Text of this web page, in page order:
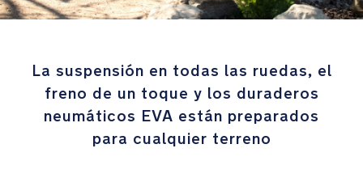
neumáticos
cualquier
terreno
La suspensión en todas las ruedas, el
freno de un toque y los duraderos
neumáticos EVA están preparados
para cualquier terreno